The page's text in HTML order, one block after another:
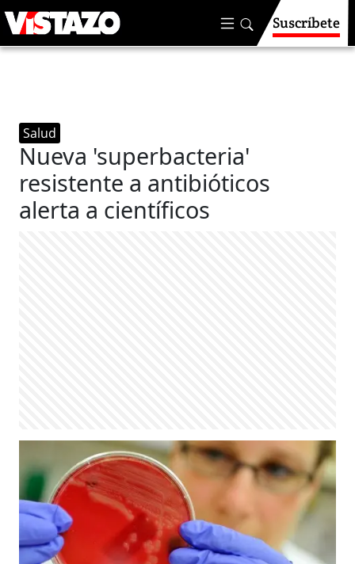
Suscríbete
Salud
Nueva 'superbacteria'
resistente a antibióticos
alerta a científicos